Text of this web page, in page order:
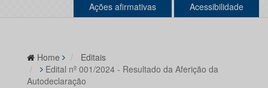
Ações afirmativas Acessibilidade
Home
Editais
Edital nº 001/2024 - Resultado da Aferição da
Autodeclaração